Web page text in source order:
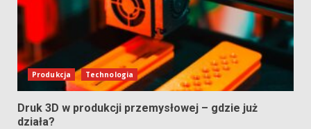
Produkcja Technologia
Druk 3D w produkcji przemysłowej – gdzie już
działa?